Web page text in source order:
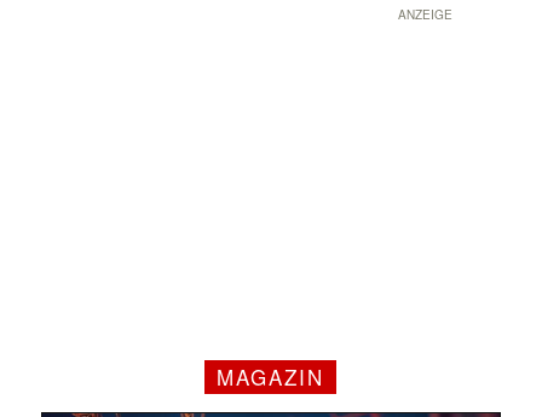
ANZEIGE
MAGAZIN